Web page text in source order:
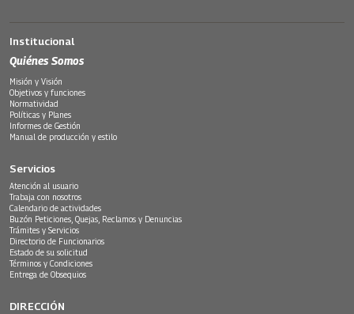
Institucional
Quiénes Somos
Misión y Visión
Objetivos y funciones
Normatividad
Políticas y Planes
Informes de Gestión
Manual de producción y estilo
Servicios
Atención al usuario
Trabaja con nosotros
Calendario de actividades
Buzón Peticiones, Quejas, Reclamos y Denuncias
Trámites y Servicios
Directorio de Funcionarios
Estado de su solicitud
Términos y Condiciones
Entrega de Obsequios
DIRECCIÓN